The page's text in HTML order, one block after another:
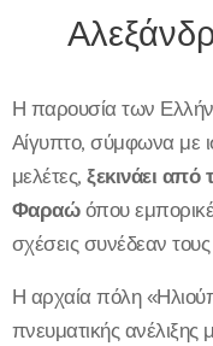
Η παρουσία των
Αίγυπτο, σύμφωνα με
μελέτες,ξεκινάει
Φαραώόπου
σχέσεις συνέδεαν
Η αρχαία πόλη
πνευματικής